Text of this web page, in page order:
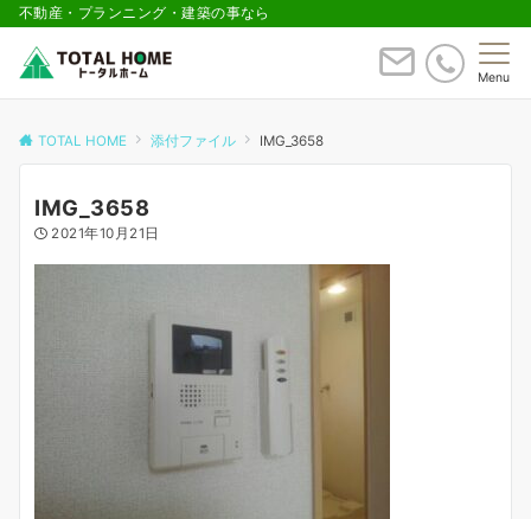
不動産・プランニング・建築の事なら
Menu
TOTAL HOME 添付ファイル IMG_3658
IMG_3658
2021年10月21日